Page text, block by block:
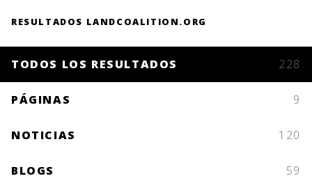
RESULTADOS LANDCOALITION.ORG
TODOS LOS RESULTADOS 228
PÁGINAS 9
NOTICIAS 120
BLOGS 59